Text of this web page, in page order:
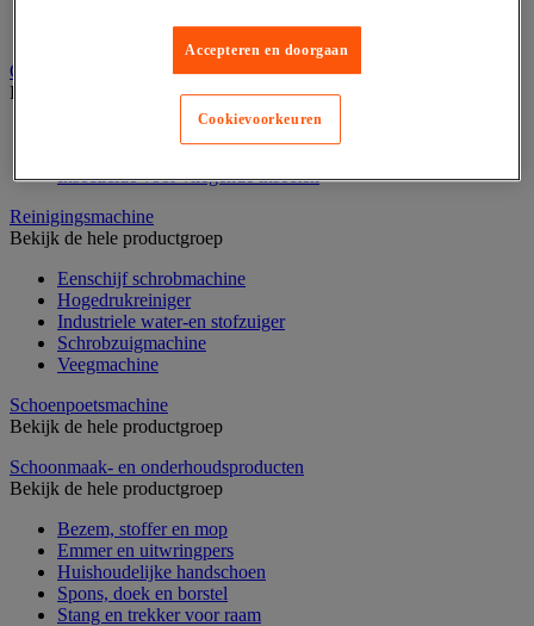
Wasmiddel en -verzachter
Ongediertebestrijding
Bekijk de hele productgroep
Insecticide voor vliegende insecten
Reinigingsmachine
Bekijk de hele productgroep
Eenschijf schrobmachine
Hogedrukreiniger
Industriele water-en stofzuiger
Schrobzuigmachine
Veegmachine
Schoenpoetsmachine
Bekijk de hele productgroep
Schoonmaak- en onderhoudsproducten
Bekijk de hele productgroep
Bezem, stoffer en mop
Emmer en uitwringpers
Huishoudelijke handschoen
Spons, doek en borstel
Stang en trekker voor raam
Accepteren en doorgaan
Cookievoorkeuren